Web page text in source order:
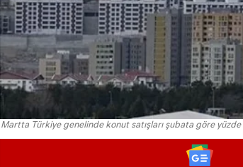
Martta Türkiye genelinde konut satışları şubata göre yüzde